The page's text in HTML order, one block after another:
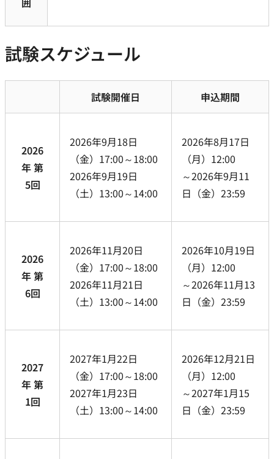
試験スケジュール
試験開催日 申込期間
2026
年 第
5回
2026年9月18日
（金）17:00～18:00
2026年9月19日
（土）13:00～14:00
2026年8月17日
（月）12:00
～2026年9月11
日（金）23:59
2026
年 第
6回
2026年11月20日
（金）17:00～18:00
2026年11月21日
（土）13:00～14:00
2026年10月19日
（月）12:00
～2026年11月13
日（金）23:59
2027
年 第
1回
2027年1月22日
（金）17:00～18:00
2027年1月23日
（土）13:00～14:00
2026年12月21日
（月）12:00
～2027年1月15
日（金）23:59